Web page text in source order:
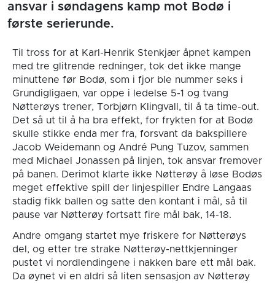
ansvar i søndagens kamp mot Bodø i
første serierunde.
Til tross for at Karl-Henrik Stenkjær åpnet kampen
med tre glitrende redninger, tok det ikke mange
minuttene før Bodø, som i fjor ble nummer seks i
Grundigligaen, var oppe i ledelse 5-1 og tvang
Nøtterøys trener, Torbjørn Klingvall, til å ta time-out.
Det så ut til å ha bra effekt, for frykten for at Bodø
skulle stikke enda mer fra, forsvant da bakspillere
Jacob Weidemann og André Pung Tuzov, sammen
med Michael Jonassen på linjen, tok ansvar fremover
på banen. Derimot klarte ikke Nøtterøy å løse Bodøs
meget effektive spill der linjespiller Endre Langaas
stadig fikk ballen og satte den kontant i mål, så til
pause var Nøtterøy fortsatt fire mål bak, 14-18.
Andre omgang startet mye friskere for Nøtterøys
del, og etter tre strake Nøtterøy-nettkjenninger
pustet vi nordlendingene i nakken bare ett mål bak.
Da øynet vi en aldri så liten sensasjon av Nøtterøy